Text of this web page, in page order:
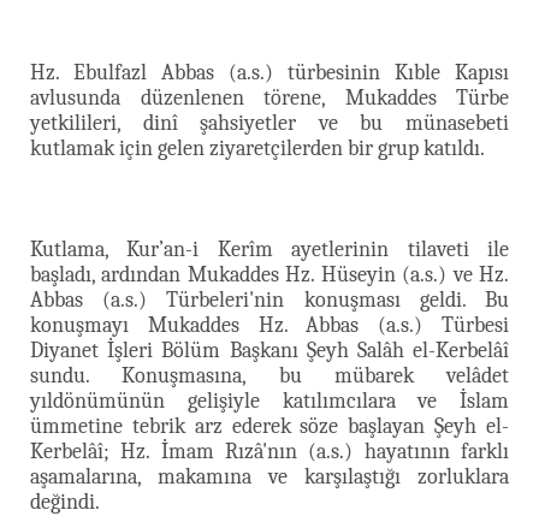
Hz. Ebulfazl Abbas (a.s.) türbesinin Kıble Kapısı
avlusunda düzenlenen törene, Mukaddes Türbe
yetkilileri, dinî şahsiyetler ve bu münasebeti
kutlamak için gelen ziyaretçilerden bir grup katıldı.
Kutlama, Kur’an-i Kerîm ayetlerinin tilaveti ile
başladı, ardından Mukaddes Hz. Hüseyin (a.s.) ve Hz.
Abbas (a.s.) Türbeleri'nin konuşması geldi. Bu
konuşmayı Mukaddes Hz. Abbas (a.s.) Türbesi
Diyanet İşleri Bölüm Başkanı Şeyh Salâh el-Kerbelâî
sundu. Konuşmasına, bu mübarek velâdet
yıldönümünün gelişiyle katılımcılara ve İslam
ümmetine tebrik arz ederek söze başlayan Şeyh el-
Kerbelâî; Hz. İmam Rızâ'nın (a.s.) hayatının farklı
aşamalarına, makamına ve karşılaştığı zorluklara
değindi.